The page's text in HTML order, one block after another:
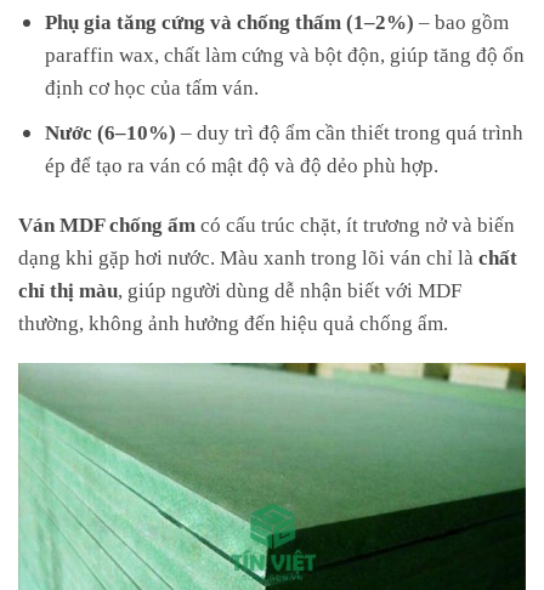
Phụ gia tăng cứng và chống thấm (1–2%) – bao gồm
paraffin wax, chất làm cứng và bột độn, giúp tăng độ ổn
định cơ học của tấm ván.
Nước (6–10%) – duy trì độ ẩm cần thiết trong quá trình
ép để tạo ra ván có mật độ và độ dẻo phù hợp.
Ván MDF chống ẩm có cấu trúc chặt, ít trương nở và biến
dạng khi gặp hơi nước. Màu xanh trong lõi ván chỉ là chất
chỉ thị màu , giúp người dùng dễ nhận biết với MDF
thường, không ảnh hưởng đến hiệu quả chống ẩm.